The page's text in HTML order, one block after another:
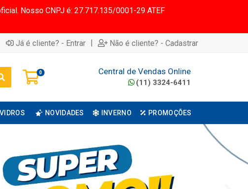
Nosso CNPJ é: 27.717.135/0001-29 ATEF
Já é cliente? - Entrar | Não é cliente? - Cadastrar
0 Central de Vendas Online
(11) 3324-6411
VIDROS NOVIDADES INVERNO PROMOÇÕES